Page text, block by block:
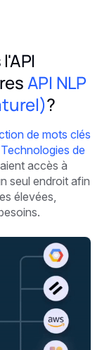
API NLP
?
de mots clés
Technologies de
accès à
seul endroit afin
élevées,